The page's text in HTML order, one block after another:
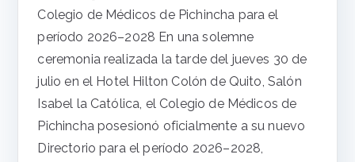
Colegio de Médicos de Pichincha para el
período 2026–2028 En una solemne
ceremonia realizada la tarde del jueves 30 de
julio en el Hotel Hilton Colón de Quito, Salón
Isabel la Católica, el Colegio de Médicos de
Pichincha posesionó oficialmente a su nuevo
Directorio para el período 2026–2028,